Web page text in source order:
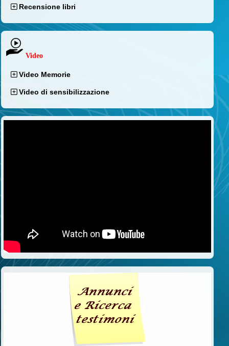
Recensione libri
Video
Video Memorie
Video di sensibilizzazione